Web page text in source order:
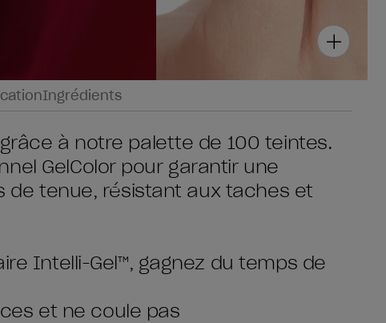
Ingrédients
à notre palette de 100 teintes.
GelColor pour garantir une
de tenue, résistant aux taches et
Intelli-Gel™, gagnez du temps de
et ne coule pas